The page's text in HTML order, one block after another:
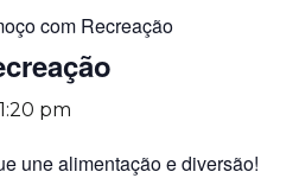
com Recreação
1:20 pm
une alimentação e diversão!